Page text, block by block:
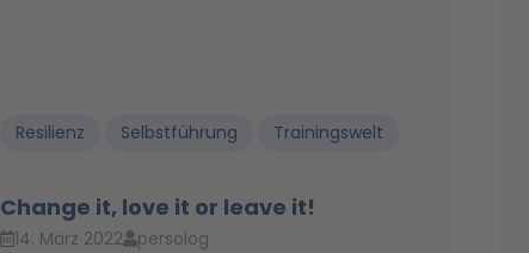
Resilienz Selbstführung Trainingswelt
Change it, love it or leave it!
14. März 2022 persolog